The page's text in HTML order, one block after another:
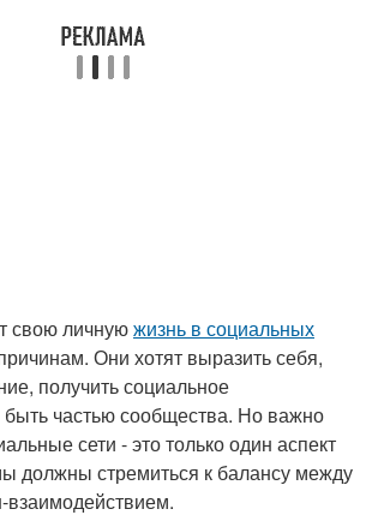
свою личнуюжизнь в социальных
Они хотят выразить себя,
получить социальное
быть частью сообщества. Но важно
сети - это только один аспект
должны стремиться к балансу между